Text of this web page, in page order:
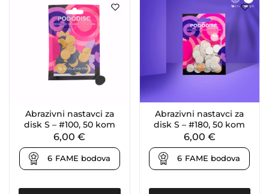
Abrazivni nastavci za
disk S – #100, 50 kom
6,00€
6 FAME bodova
Abrazivni nastavci za
disk S – #180, 50 kom
6,00 €
6 FAME bodova